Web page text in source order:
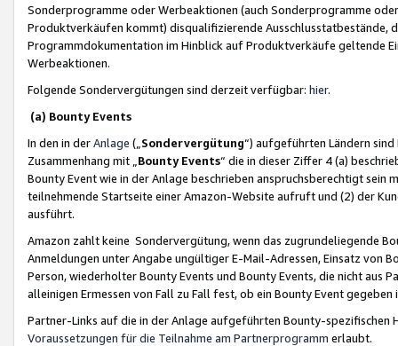
Sonderprogramme oder Werbeaktionen (auch Sonderprogramme
Produktverkäufen kommt) disqualifizierende Ausschlusstatbestände,
Programmdokumentation im Hinblick auf Produktverkäufe geltende
Werbeaktionen.
Folgende Sondervergütungen sind derzeit verfügbar: hier.
(a) Bounty Events
In den in derAnlage („ Sondervergütung“) aufgeführten Ländern
Zusammenhang mit „ Bounty Events“ die in dieser Ziffer 4 (a)
Bounty Event wie in der Anlage beschrieben anspruchsberechtigt sein
teilnehmende Startseite einer Amazon-Website aufruft und (2) der
ausführt.
Amazon zahlt keine Sondervergütung, wenn das zugrundeliegende
Anmeldungen unter Angabe ungültiger E-Mail-Adressen, Einsatz von
Person, wiederholter Bounty Events und Bounty Events, die nicht
alleinigen Ermessen von Fall zu Fall fest, ob ein Bounty Event
Partner-Links auf die in der Anlage aufgeführten Bounty-spezifischen
Voraussetzungen für die Teilnahme am Partnerprogramm erlaubt.